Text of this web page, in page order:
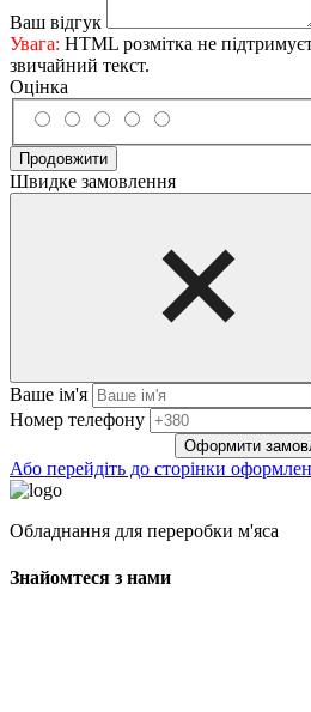
Ваш відгук
Увага: HTML розмітка не
звичайний текст.
Оцінка
Продовжити
Швидке замовлення
Ваше ім'я
Нoмep тeлeфoнy
Оформити
Або перейдіть до сторінки
Обладнання для переробки м'яса
Знайомтеся з нами